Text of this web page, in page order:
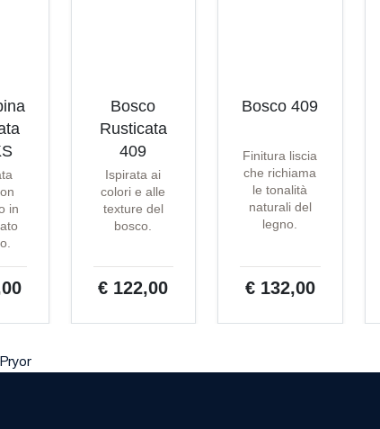
in
Bosco
Rusticata
409
Ispirata ai
colori e alle
texture del
bosco.
€ 122,00
Bosco 409
Finitura liscia
che richiama
le tonalità
naturali del
legno.
€ 132,00